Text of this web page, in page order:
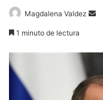
Magdalena Valdez
1 minuto de lectura